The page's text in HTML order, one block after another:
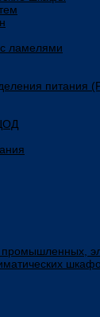
ламелями
питания